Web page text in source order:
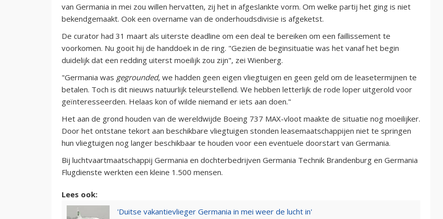
van Germania in mei zou willen hervatten, zij het in afgeslankte vorm. Om welke partij het ging is niet
bekendgemaakt. Ook een overname van de onderhoudsdivisie is afgeketst.
De curator had 31 maart als uiterste deadline om een deal te bereiken om een faillissement te
voorkomen. Nu gooit hij de handdoek in de ring. "Gezien de beginsituatie was het vanaf het begin
duidelijk dat een redding uiterst moeilijk zou zijn", zei Wienberg.
"Germania was gegrounded, we hadden geen eigen vliegtuigen en geen geld om de leasetermijnen te
betalen. Toch is dit nieuws natuurlijk teleurstellend. We hebben letterlijk de rode loper uitgerold voor
geïnteresseerden. Helaas kon of wilde niemand er iets aan doen."
Het aan de grond houden van de wereldwijde Boeing 737 MAX-vloot maakte de situatie nog moeilijker.
Door het ontstane tekort aan beschikbare vliegtuigen stonden leasemaatschappijen niet te springen
hun vliegtuigen nog langer beschikbaar te houden voor een eventuele doorstart van Germania.
Bij luchtvaartmaatschappij Germania en dochterbedrijven Germania Technik Brandenburg en Germania
Flugdienste werkten een kleine 1.500 mensen.
Lees ook:
'Duitse vakantievlieger Germania in mei weer de lucht in'